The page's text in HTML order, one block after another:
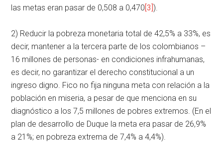
las metas eran pasar de 0,508 a 0,470[3]).
2) Reducir la pobreza monetaria total de 42,5% a 33%, es
decir, mantener a la tercera parte de los colombianos –
16 millones de personas- en condiciones infrahumanas,
es decir, no garantizar el derecho constitucional a un
ingreso digno. Fico no fija ninguna meta con relación a la
población en miseria, a pesar de que menciona en su
diagnóstico a los 7,5 millones de pobres extremos. (En el
plan de desarrollo de Duque la meta era pasar de 26,9%
a 21%; en pobreza extrema de 7,4% a 4,4%).